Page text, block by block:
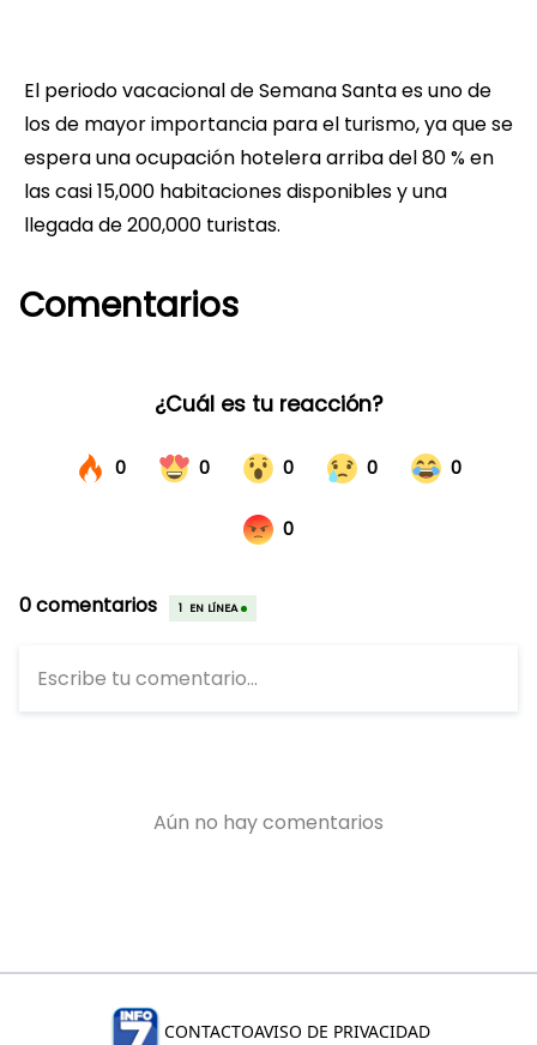
El periodo vacacional de Semana Santa es uno de
los de mayor importancia para el turismo, ya que se
espera una ocupación hotelera arriba del 80 % en
las casi 15,000 habitaciones disponibles y una
llegada de 200,000 turistas.
Comentarios
CONTACTOAVISO DE PRIVACIDAD